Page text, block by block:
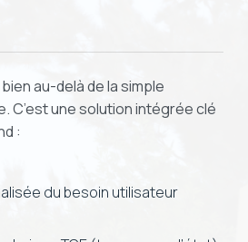
au-delà de la simple
C’est une solution intégrée clé
:
du besoin utilisateur